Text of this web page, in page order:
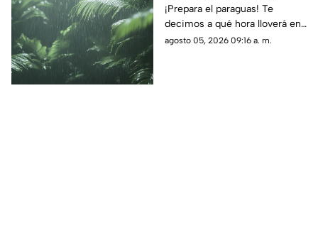
intensas hoy 5 de
agosto
¡Prepara el paraguas! Te
decimos a qué hora lloverá en
Tuxtla Gutiérrez, según el
agosto 05, 2026 09:16 a. m.